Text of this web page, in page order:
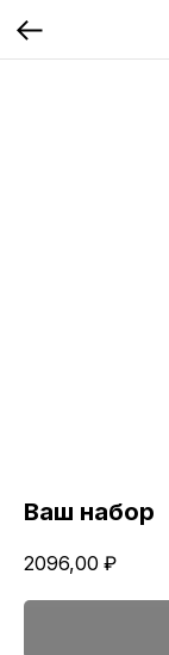
Ваш набор
2096,00 ₽